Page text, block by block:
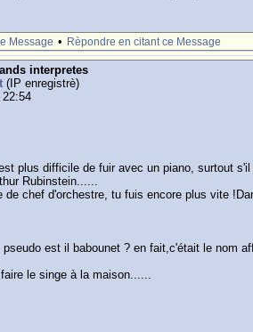
Message • Rèpondre en citant ce Message
interpretes
(IP enregistrè)
22:54
plus difficile de fuir avec un piano, surtout
Rubinstein......
de chef d'orchestre, tu fuis encore plus vite
pseudo est il babounet ? en fait,c'était le nom
le singe à la maison......